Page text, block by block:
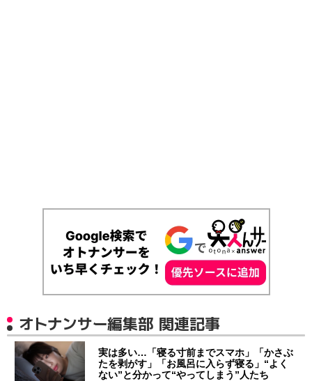
オトナンサー編集部 関連記事
実は多い…「寝る寸前までスマホ」「かさぶ
たを剥がす」「お風呂に入らず寝る」“よく
ない”と分かって“やってしまう”人たち